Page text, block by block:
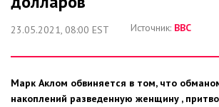
ЗНАМЕНИТОСТИ
ЗДОРОВЬЕ И КРАСОТА
23.05.2021, 08:00 EST Источник: ВВС
Марк Аклом обвиняется в том, что
накоплений разведенную женщину ,